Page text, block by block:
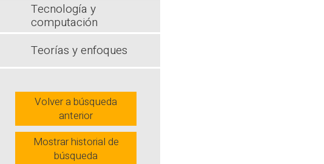
Tecnología y
computación
Teorías y enfoques
Volver a búsqueda
anterior
Mostrar historial de
búsqueda